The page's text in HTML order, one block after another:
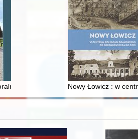
mieszczaństwa w 2. poł. XIX w
synów szlacheckich w XVI-wiecznej
Nowy Łowicz : w